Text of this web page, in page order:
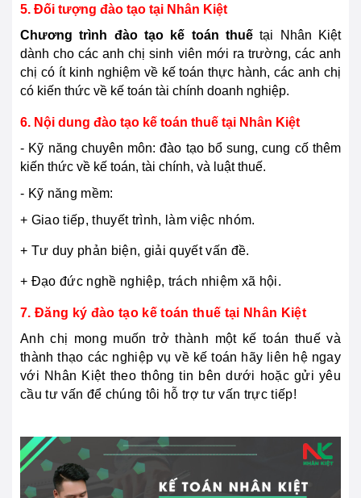
5. Đối tượng đào tạo tại Nhân Kiệt
Chương trình đào tạo kế toán thuế tại Nhân Kiệt
dành cho các anh chị sinh viên mới ra trường, các anh
chị có ít kinh nghiệm về kế toán thực hành, các anh chị
có kiến thức về kế toán tài chính doanh nghiệp.
6. Nội dung đào tạo kế toán thuế tại Nhân Kiệt
- Kỹ năng chuyên môn: đào tạo bổ sung, cung cố thêm
kiến thức về kế toán, tài chính, và luật thuế.
- Kỹ năng mềm:
+ Giao tiếp, thuyết trình, làm việc nhóm.
+ Tư duy phản biện, giải quyết vấn đề.
+ Đạo đức nghề nghiệp, trách nhiệm xã hội.
7. Đăng ký đào tạo kế toán thuế tại Nhân Kiệt
Anh chị mong muốn trở thành một kế toán thuế và
thành thạo các nghiệp vụ về kế toán hãy liên hệ ngay
với Nhân Kiệt theo thông tin bên dưới hoặc gửi yêu
cầu tư vấn để chúng tôi hỗ trợ tư vấn trực tiếp!